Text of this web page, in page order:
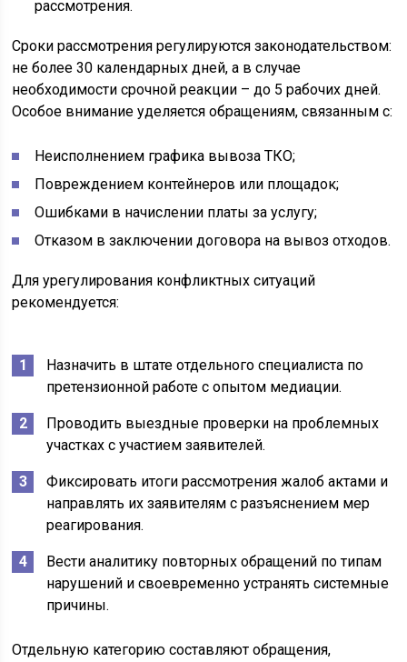
рассмотрения.
Сроки рассмотрения регулируются законодательством:
не более 30 календарных дней, а в случае
необходимости срочной реакции – до 5 рабочих дней.
Особое внимание уделяется обращениям, связанным с:
Неисполнением графика вывоза ТКО;
Повреждением контейнеров или площадок;
Ошибками в начислении платы за услугу;
Отказом в заключении договора на вывоз отходов.
Для урегулирования конфликтных ситуаций
рекомендуется:
Назначить в штате отдельного специалиста по
претензионной работе с опытом медиации.
Проводить выездные проверки на проблемных
участках с участием заявителей.
Фиксировать итоги рассмотрения жалоб актами и
направлять их заявителям с разъяснением мер
реагирования.
Вести аналитику повторных обращений по типам
нарушений и своевременно устранять системные
причины.
Отдельную категорию составляют обращения,